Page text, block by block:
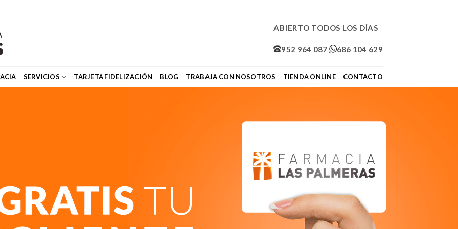
ABIERTO TODOS LOS DÍAS
952 964 087 686 104 629
SERVICIOS TARJETA FIDELIZACIÓN BLOG TRABAJA CON NOSOTROS TIENDA ONLINE CONTACTO